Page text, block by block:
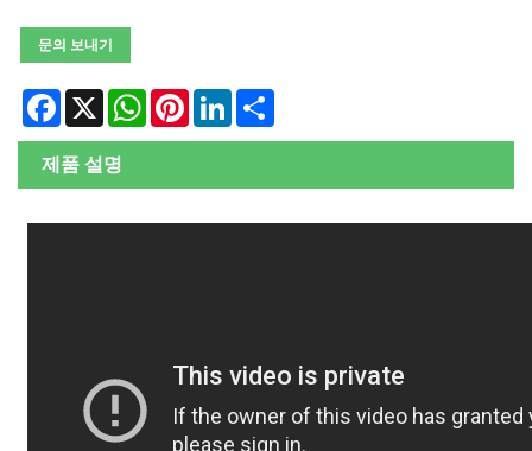
문의 보내기
Facebook
X WhatsApp
PinterestLinkedIn
제품 설명